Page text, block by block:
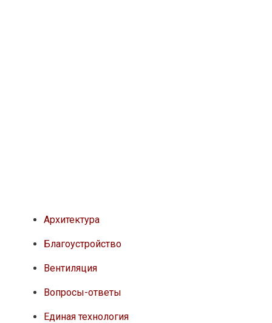
Архитектура
Благоустройство
Вентиляция
Вопросы-ответы
Единая технология